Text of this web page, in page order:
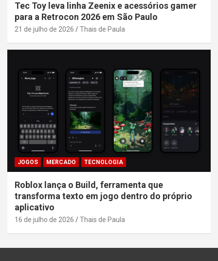
Tec Toy leva linha Zeenix e acessórios gamer
para a Retrocon 2026 em São Paulo
21 de julho de 2026 Thais de Paula
JOGOS MERCADO TECNOLOGIA
Roblox lança o Build, ferramenta que
transforma texto em jogo dentro do próprio
aplicativo
16 de julho de 2026 Thais de Paula